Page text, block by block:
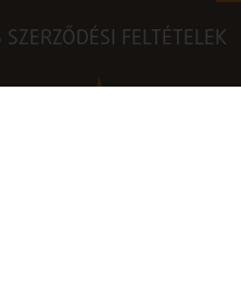
FELTÉTELEK